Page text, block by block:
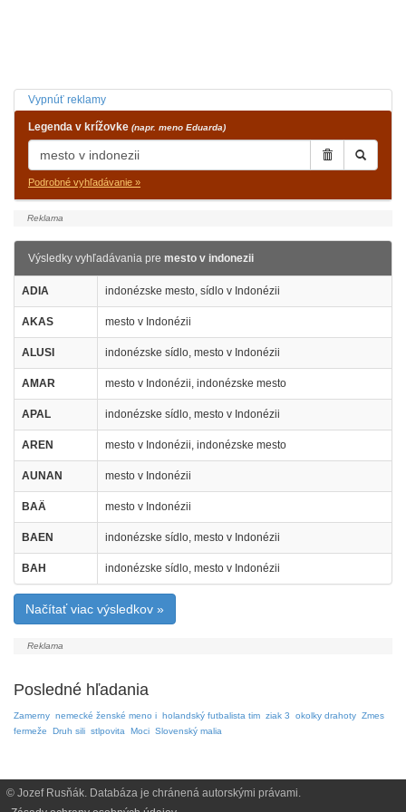
Vypnúť reklamy
Legenda v krížovke (napr. meno Eduarda)
Podrobné vyhľadávanie »
Výsledky vyhľadávania pre mesto v indonezii
ADIA indonézske mesto, sídlo v Indonézii
AKAS mesto v Indonézii
ALUSI indonézske sídlo, mesto v Indonézii
AMAR mesto v Indonézii, indonézske mesto
APAL indonézske sídlo, mesto v Indonézii
AREN mesto v Indonézii, indonézske mesto
AUNAN mesto v Indonézii
BAÄ mesto v Indonézii
BAEN indonézske sídlo, mesto v Indonézii
BAH indonézske sídlo, mesto v Indonézii
Načítať viac výsledkov »
Posledné hľadania
Zamerny nemecké ženské meno i holandský futbalista tim ziak 3 okolky drahoty Zmes
fermeže
Druh sili stlpovita Moci Slovenský malia
© Jozef Rusňák. Databáza je chránená autorskými právami.